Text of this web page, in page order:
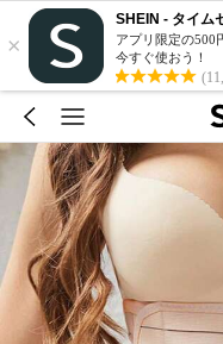
×
SHEIN - タイム
アプリ限定の500
今すぐ使おう！